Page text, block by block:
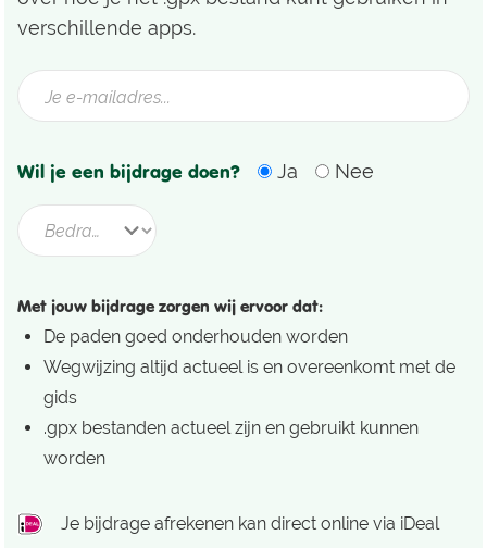
verschillende apps.
Wil je een bijdrage doen? Ja Nee
Met jouw bijdrage zorgen wij ervoor dat:
De paden goed onderhouden worden
Wegwijzing altijd actueel is en overeenkomt met de
gids
.gpx bestanden actueel zijn en gebruikt kunnen
worden
Je bijdrage afrekenen kan direct online via iDeal